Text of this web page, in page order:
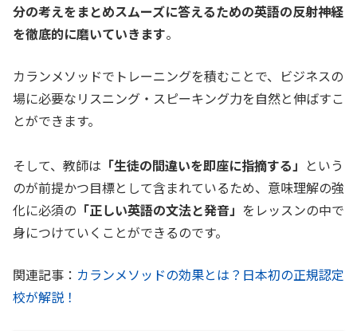
分の考えをまとめスムーズに答えるための英語の反射神経
を徹底的に磨いていきます。
カランメソッドでトレーニングを積むことで、ビジネスの
場に必要なリスニング・スピーキング力を自然と伸ばすこ
とができます。
そして、教師は 「生徒の間違いを即座に指摘する」 という
のが前提かつ目標として含まれているため、意味理解の強
化に必須の 「正しい英語の文法と発音」 をレッスンの中で
身につけていくことができるのです。
関連記事： カランメソッドの効果とは？日本初の正規認定
校が解説！